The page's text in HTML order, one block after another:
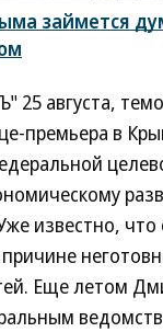
займется
25 августа,
премьера в
известно, что
Еще летом